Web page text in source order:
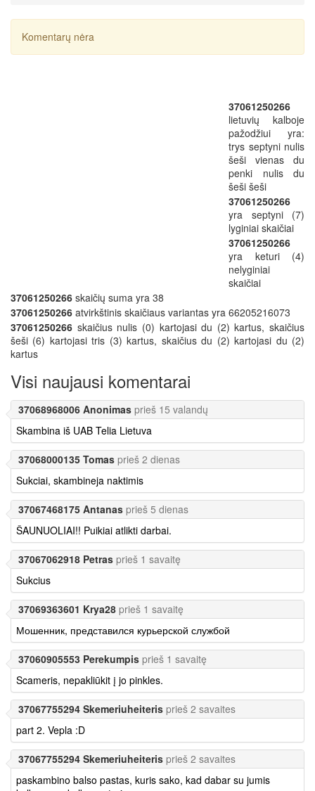
Komentarų nėra
37061250266
lietuvių kalboje
pažodžiui yra:
trys septyni nulis
šeši vienas du
penki nulis du
šeši šeši
37061250266
yra septyni (7)
lyginiai skaičiai
37061250266
yra keturi (4)
nelyginiai
skaičiai
37061250266 skaičių suma yra 38
37061250266 atvirkštinis skaičiaus variantas yra 66205216073
37061250266 skaičius nulis (0) kartojasi du (2) kartus, skaičius
šeši (6) kartojasi tris (3) kartus, skaičius du (2) kartojasi du (2)
kartus
Visi naujausi komentarai
37068968006 Anonimas prieš 15 valandų
Skambina iš UAB Telia Lietuva
37068000135 Tomas prieš 2 dienas
Sukciai, skambineja naktimis
37067468175 Antanas prieš 5 dienas
ŠAUNUOLIAI!! Puikiai atlikti darbai.
37067062918 Petras prieš 1 savaitę
Sukcius
37069363601 Krya28 prieš 1 savaitę
Мошенник, представился курьерской службой
37060905553 Perekumpis prieš 1 savaitę
Scameris, nepakliūkit į jo pinkles.
37067755294 Skemeriuheiteris prieš 2 savaites
part 2. Vepla :D
37067755294 Skemeriuheiteris prieš 2 savaites
paskambino balso pastas, kuris sako, kad dabar su jumis